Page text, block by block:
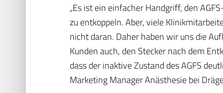
„Es ist ein einfacher Handgriff, den
zu entkoppeln. Aber, viele
nicht daran. Daher haben wir uns die
Kunden auch, den Stecker nach dem
dass der inaktive Zustand des AGFS
Marketing Manager Anästhesie bei